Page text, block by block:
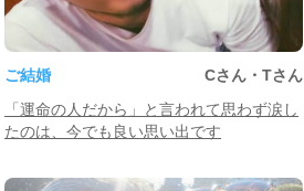
ご結婚
Cさん・Tさん
「運命の人だから」と言われて思わず涙し
たのは、今でも良い思い出です